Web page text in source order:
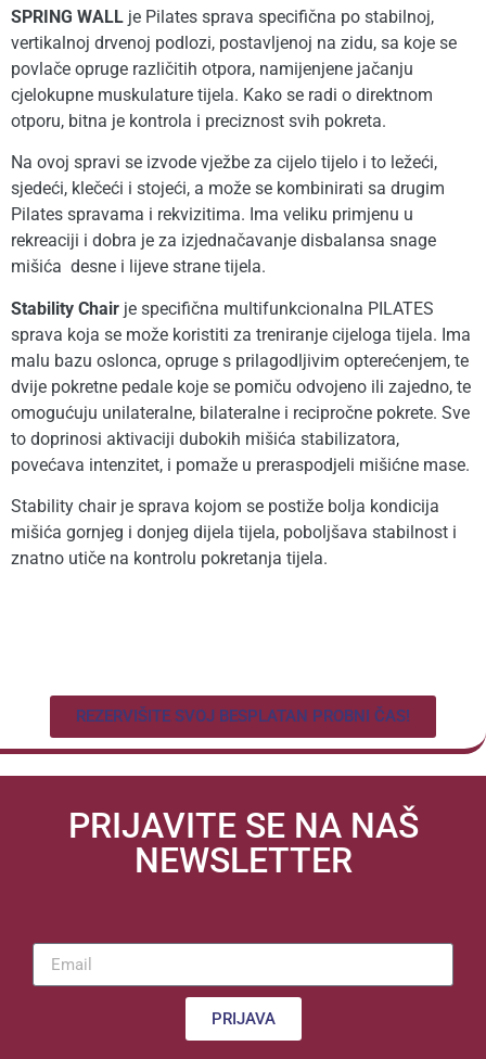
SPRING WALL je Pilates sprava specifična po stabilnoj,
vertikalnoj drvenoj podlozi, postavljenoj na zidu, sa koje se
povlače opruge različitih otpora, namijenjene jačanju
cjelokupne muskulature tijela. Kako se radi o direktnom
otporu, bitna je kontrola i preciznost svih pokreta.
Na ovoj spravi se izvode vježbe za cijelo tijelo i to ležeći,
sjedeći, klečeći i stojeći, a može se kombinirati sa drugim
Pilates spravama i rekvizitima. Ima veliku primjenu u
rekreaciji i dobra je za izjednačavanje disbalansa snage
mišića desne i lijeve strane tijela.
Stability Chair je specifična multifunkcionalna PILATES
sprava koja se može koristiti za treniranje cijeloga tijela. Ima
malu bazu oslonca, opruge s prilagodljivim opterećenjem, te
dvije pokretne pedale koje se pomiču odvojeno ili zajedno, te
omogućuju unilateralne, bilateralne i recipročne pokrete. Sve
to doprinosi aktivaciji dubokih mišića stabilizatora,
povećava intenzitet, i pomaže u preraspodjeli mišićne mase.
Stability chair je sprava kojom se postiže bolja kondicija
mišića gornjeg i donjeg dijela tijela, poboljšava stabilnost i
znatno utiče na kontrolu pokretanja tijela.
REZERVIŠITE SVOJ BESPLATAN PROBNI ČAS!
PRIJAVITE SE NA NAŠ
NEWSLETTER
PRIJAVA